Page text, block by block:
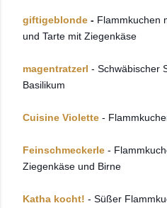
giftigeblonde - Flammkuchen
und Tarte mit Ziegenkäse
magentratzerl - Schwäbischer
Basilikum
Cuisine Violette -
Feinschmeckerle -
Ziegenkäse und Birne
Katha kocht! - Süßer